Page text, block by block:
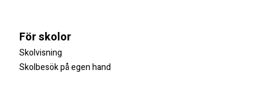
För skolor
Skolvisning
Skolbesök på egen hand